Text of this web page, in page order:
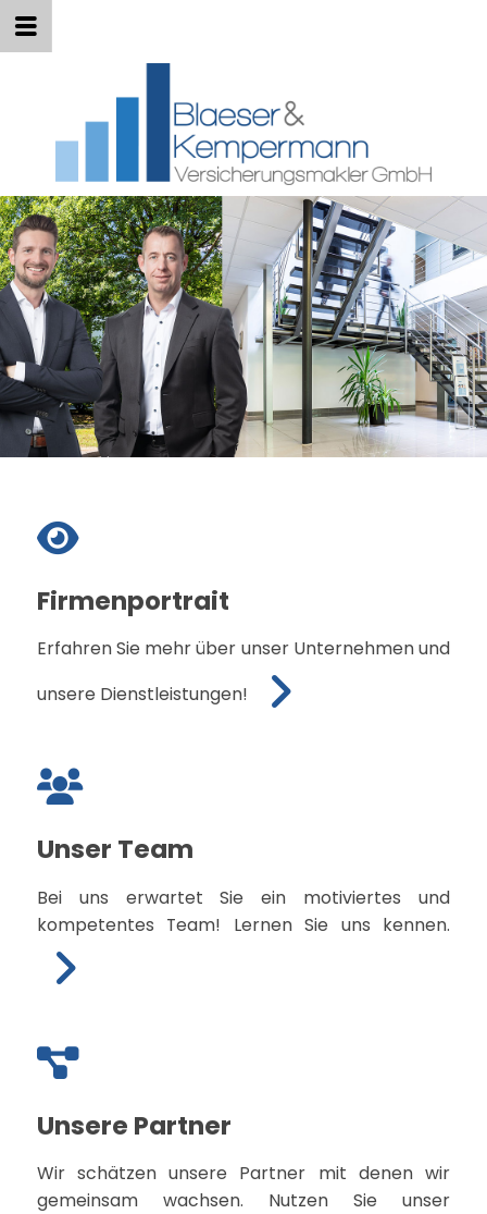
Firmenportrait
Erfahren Sie mehr über unser Unternehmen und
unsere Dienstleistungen!
Unser Team
Bei uns erwartet Sie ein motiviertes und
kompetentes Team! Lernen Sie uns kennen.
Unsere Partner
Wir schätzen unsere Partner mit denen wir
gemeinsam wachsen. Nutzen Sie unser